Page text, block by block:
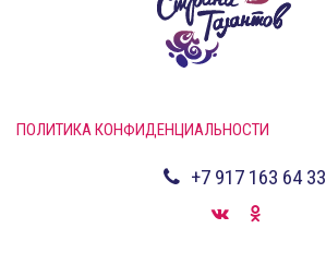
ПОЛИТИКА КОНФИДЕНЦИАЛЬНОСТИ
+7 917 163 64 33